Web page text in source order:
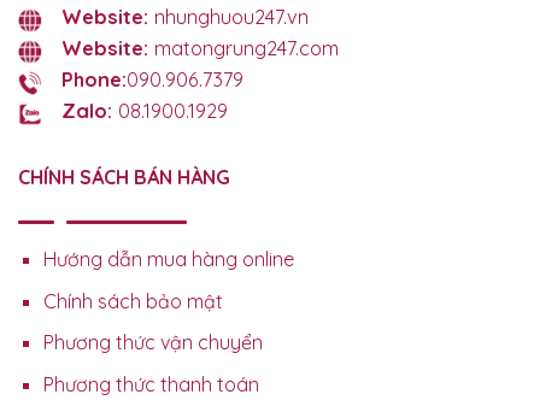
Website: nhunghuou247.vn
Website: matongrung247.com
Phone:090.906.7379
Zalo: 08.1900.1929
CHÍNH SÁCH BÁN HÀNG
Hướng dẫn mua hàng online
Chính sách bảo mật
Phương thức vận chuyển
Phương thức thanh toán